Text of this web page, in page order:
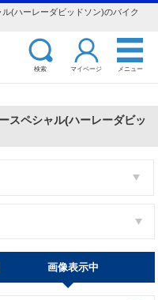
(ハーレーダビッドソン)のバイク
検索 マイページ メニュー
スペシャル(ハーレーダビッ
画像表示中